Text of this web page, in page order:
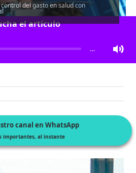
del gasto en salud con
el artículo
…
canal en WhatsApp
importantes, al instante